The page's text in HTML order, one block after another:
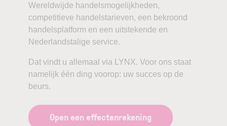
Wereldwijde handelsmogelijkheden,
competitieve handelstarieven, een bekroond
handelsplatform en een uitstekende en
Nederlandstalige service.
Dat vindt u allemaal via LYNX. Voor ons staat
namelijk één ding voorop: uw succes op de
beurs.
Open een effectenrekening